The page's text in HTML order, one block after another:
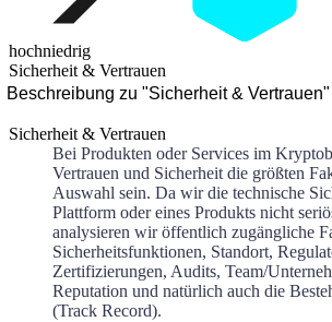
hochniedrig
Sicherheit & Vertrauen
Beschreibung zu "Sicherheit &
Sicherheit & Vertrauen
Bei Produkten oder Services im
Vertrauen und Sicherheit die größten
Auswahl sein. Da wir die technische
Plattform oder eines Produkts nicht
analysieren wir öffentlich zugängliche
Sicherheitsfunktionen, Standort,
Zertifizierungen, Audits, Team/
Reputation und natürlich auch die
(Track Record).